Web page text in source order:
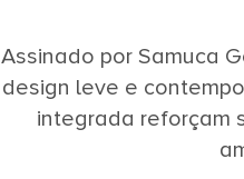
Assinado por Samuca
design leve e
integrada reforçam